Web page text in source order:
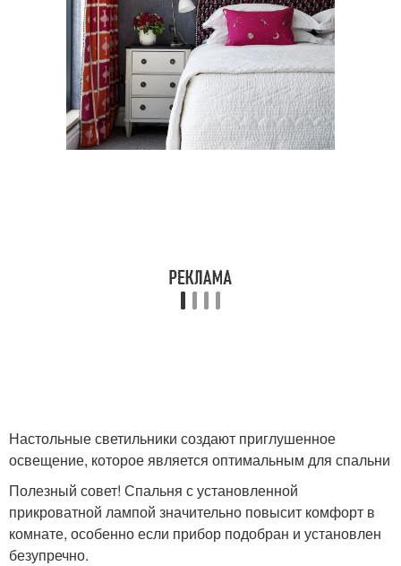
Настольные светильники создают приглушенное
освещение, которое является оптимальным для спальни
Полезный совет! Спальня с установленной
прикроватной лампой значительно повысит комфорт в
комнате, особенно если прибор подобран и установлен
безупречно.